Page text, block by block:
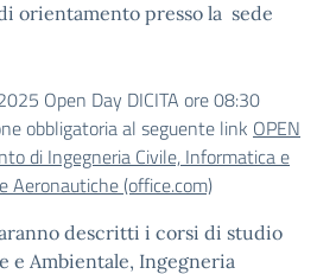
orientamento presso la sede
Open Day DICITA ore 08:30
obbligatoria al seguente link OPEN
di Ingegneria Civile, Informatica e
Aeronautiche (office.com)
descritti i corsi di studio
e Ambientale, Ingegneria